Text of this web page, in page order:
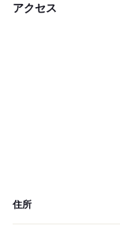
アクセス
住所